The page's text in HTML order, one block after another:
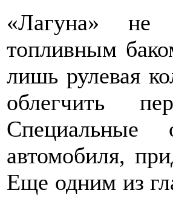
«Лагуна» не
топливным
лишь рулевая
облегчить
Специальные
автомобиля,
Еще одним из